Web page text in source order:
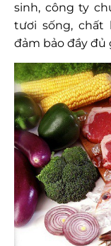
sinh, công ty
tươi sống, chất
đảm bảo đầy đủ